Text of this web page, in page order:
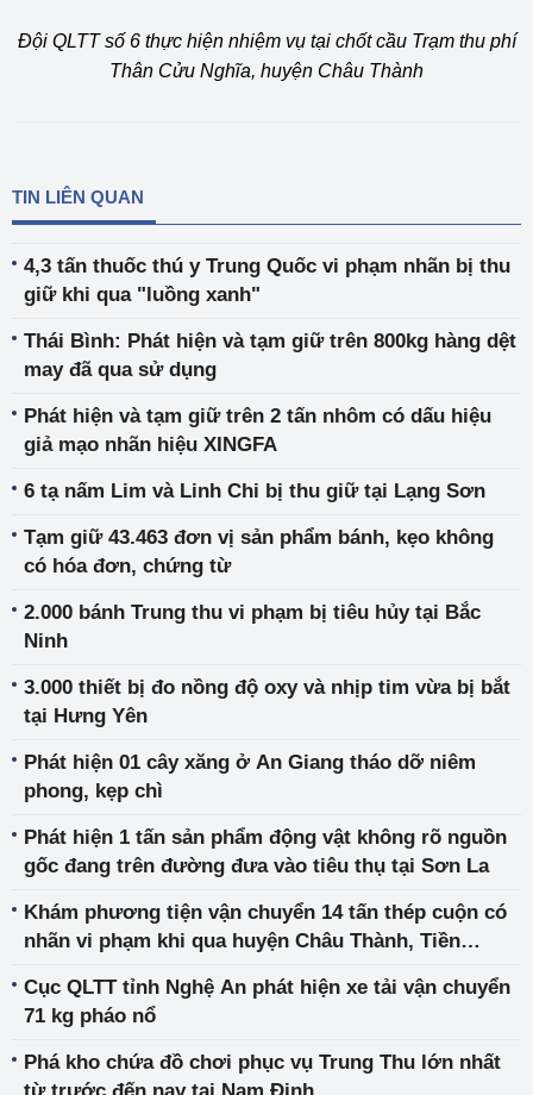
Đội QLTT số 6 thực hiện nhiệm vụ tại chốt cầu Trạm thu phí
Thân Cửu Nghĩa, huyện Châu Thành
TIN LIÊN QUAN
4,3 tấn thuốc thú y Trung Quốc vi phạm nhãn bị thu
giữ khi qua "luồng xanh"
Thái Bình: Phát hiện và tạm giữ trên 800kg hàng dệt
may đã qua sử dụng
Phát hiện và tạm giữ trên 2 tấn nhôm có dấu hiệu
giả mạo nhãn hiệu XINGFA
6 tạ nấm Lim và Linh Chi bị thu giữ tại Lạng Sơn
Tạm giữ 43.463 đơn vị sản phẩm bánh, kẹo không
có hóa đơn, chứng từ
2.000 bánh Trung thu vi phạm bị tiêu hủy tại Bắc
Ninh
3.000 thiết bị đo nồng độ oxy và nhịp tim vừa bị bắt
tại Hưng Yên
Phát hiện 01 cây xăng ở An Giang tháo dỡ niêm
phong, kẹp chì
Phát hiện 1 tấn sản phẩm động vật không rõ nguồn
gốc đang trên đường đưa vào tiêu thụ tại Sơn La
Khám phương tiện vận chuyển 14 tấn thép cuộn có
nhãn vi phạm khi qua huyện Châu Thành, Tiền
Cục QLTT tỉnh Nghệ An phát hiện xe tải vận chuyển
71 kg pháo nổ
Phá kho chứa đồ chơi phục vụ Trung Thu lớn nhất